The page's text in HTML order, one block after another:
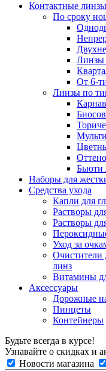
Контактные линзы
По сроку
Линзы
От 6-
Линзы по
Бьюти
Наборы для
Средства ухода
Капли для
Растворы
Растворы
Уход за
Очистители
линз
Витамины
Аксессуары
Дорожные
Пинцеты
Контейнеры
Будьте всегда в курсе!
Узнавайте о скидках и
Новости магазина